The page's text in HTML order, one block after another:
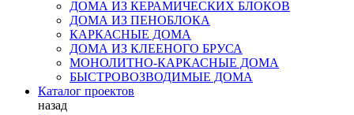
ДОМА ИЗ КЕРАМИЧЕСКИХ БЛОКОВ
ДОМА ИЗ ПЕНОБЛОКА
КАРКАСНЫЕ ДОМА
ДОМА ИЗ КЛЕЕНОГО БРУСА
МОНОЛИТНО-КАРКАСНЫЕ ДОМА
БЫСТРОВОЗВОДИМЫЕ ДОМА
Каталог проектов
назад